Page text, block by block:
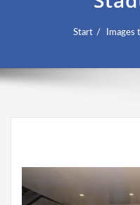
Start